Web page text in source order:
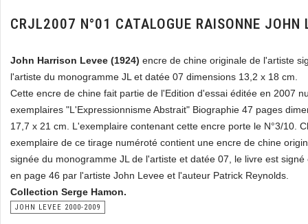
CRJL2007 N°01 CATALOGUE RAISONNE JOHN
John Harrison Levee (1924) encre de chine originale de l'artiste
l'artiste du monogramme JL et datée 07 dimensions 13,2 x 18 cm.
Cette encre de chine fait partie de l'Edition d'essai éditée en 2007
exemplaires "L'Expressionnisme Abstrait" Biographie 47 pages
17,7 x 21 cm. L'exemplaire contenant cette encre porte le N°3/10.
exemplaire de ce tirage numéroté contient une encre de chine
signée du monogramme JL de l'artiste et datée 07, le livre est signé
en page 46 par l'artiste John Levee et l'auteur Patrick Reynolds.
Collection Serge Hamon.
JOHN LEVEE 2000-2009